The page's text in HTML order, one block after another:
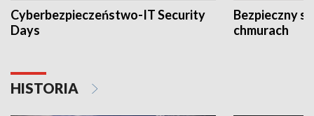
Cyberbezpieczeństwo-IT Security
Days
Bezpieczny
chmurach
HISTORIA